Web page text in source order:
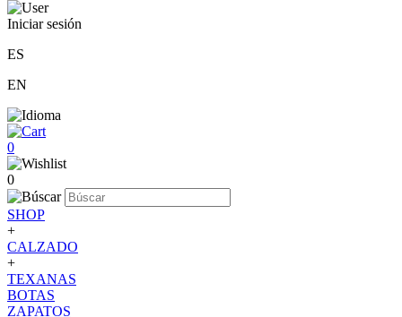
Iniciar sesión
ES
EN
0
0
SHOP
+
CALZADO
+
TEXANAS
BOTAS
ZAPATOS